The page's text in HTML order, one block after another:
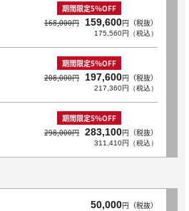
期間限定5％OFF
168,000円 159,600円（税抜）
175,560円（税込）
期間限定5％OFF
208,000円 197,600円（税抜）
217,360円（税込）
期間限定5％OFF
298,000円 283,100円（税抜）
311,410円（税込）
50,000円（税抜）